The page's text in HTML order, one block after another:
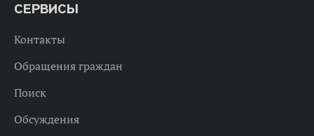
СЕРВИСЫ
Контакты
Обращения граждан
Поиск
Обсуждения